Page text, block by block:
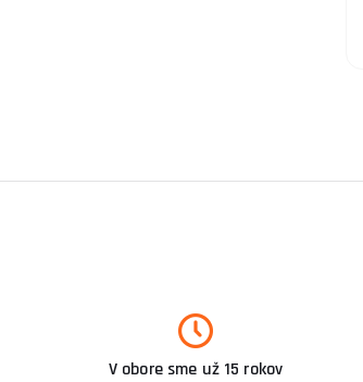
V obore sme už 15 rokov